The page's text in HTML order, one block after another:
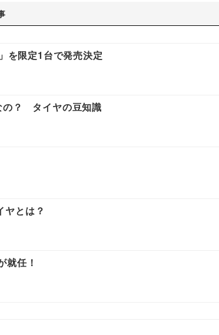
を限定1台で発売決定
の？ タイヤの豆知識
ヤとは？
就任！